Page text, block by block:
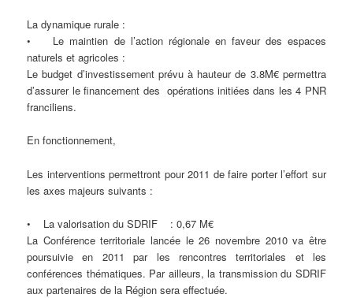
La dynamique rurale :
• Le maintien de l’action régionale en faveur des espaces
naturels et agricoles :
Le budget d’investissement prévu à hauteur de 3.8M€ permettra
d’assurer le financement des opérations initiées dans les 4 PNR
franciliens.
En fonctionnement,
Les interventions permettront pour 2011 de faire porter l’effort sur
les axes majeurs suivants :
• La valorisation du SDRIF : 0,67 M€
La Conférence territoriale lancée le 26 novembre 2010 va être
poursuivie en 2011 par les rencontres territoriales et les
conférences thématiques. Par ailleurs, la transmission du SDRIF
aux partenaires de la Région sera effectuée.